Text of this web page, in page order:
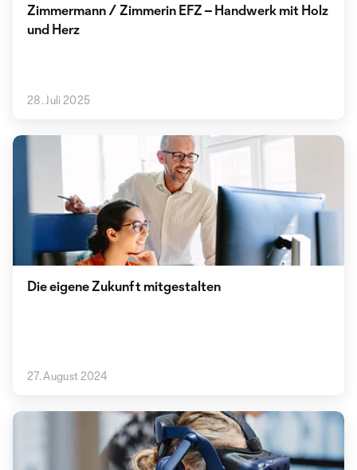
Zimmermann / Zimmerin EFZ – Handwerk mit Holz
und Herz
28. Juli 2025
Die eigene Zukunft mitgestalten
27. August 2024